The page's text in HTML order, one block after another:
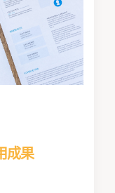
成果